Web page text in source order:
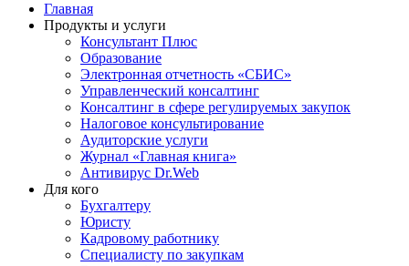
Главная
Продукты и услуги
Консультант Плюс
Образование
Электронная отчетность «СБИС»
Управленческий консалтинг
Консалтинг в сфере регулируемых закупок
Налоговое консультирование
Аудиторские услуги
Журнал «Главная книга»
Антивирус Dr.Web
Для кого
Бухгалтеру
Юристу
Кадровому работнику
Специалисту по закупкам